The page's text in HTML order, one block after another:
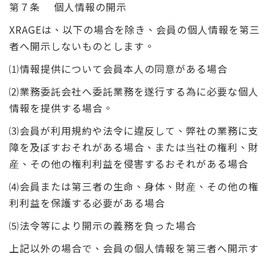
第７条 個人情報の開示
XRAGEは、以下の場合を除き、会員の個人情報を第三
者へ開示しないものとします。
⑴情報提供について会員本人の同意がある場合
⑵業務委託会社へ委託業務を遂行する為に必要な個人
情報を提供する場合。
⑶会員が利用規約や法令に違反して、弊社の業務に支
障を及ぼすおそれがある場合、または当社の権利、財
産、その他の権利利益を侵害するおそれがある場合
⑷会員または第三者の生命、身体、財産、その他の権
利利益を保護する必要がある場合
⑸法令等により開示の義務を負った場合
上記以外の場合で、会員の個人情報を第三者へ開示す